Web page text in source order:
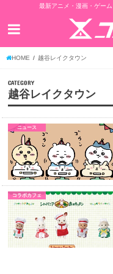
最新アニメ・漫画・ゲー
HOME 越谷レイクタウン
CATEGORY
越谷レイクタウン
ニュース
コラボカフェ